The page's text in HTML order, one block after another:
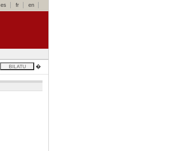
es fr en
�